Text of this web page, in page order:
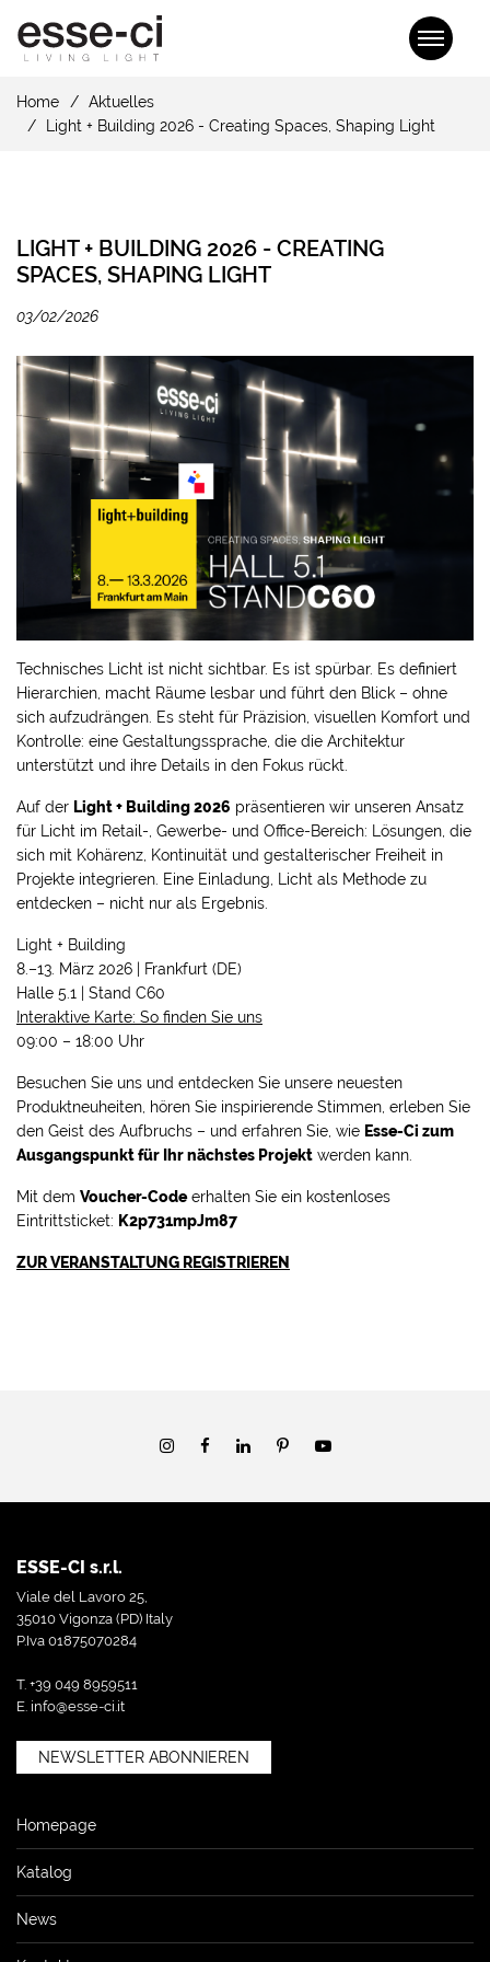
Home
Aktuelles
Light + Building 2026 - Creating Spaces, Shaping Light
LIGHT + BUILDING 2026 - CREATING
SPACES, SHAPING LIGHT
03/02/2026
Technisches Licht ist nicht sichtbar. Es ist spürbar. Es definiert
Hierarchien, macht Räume lesbar und führt den Blick – ohne
sich aufzudrängen. Es steht für Präzision, visuellen Komfort und
Kontrolle: eine Gestaltungssprache, die die Architektur
unterstützt und ihre Details in den Fokus rückt.
Auf der Light + Building 2026 präsentieren wir unseren Ansatz
für Licht im Retail-, Gewerbe- und Office-Bereich: Lösungen, die
sich mit Kohärenz, Kontinuität und gestalterischer Freiheit in
Projekte integrieren. Eine Einladung, Licht als Methode zu
entdecken – nicht nur als Ergebnis.
Light + Building
8.–13. März 2026 | Frankfurt (DE)
Halle 5.1 | Stand C60
Interaktive Karte: So finden Sie uns
09:00 – 18:00 Uhr
Besuchen Sie uns und entdecken Sie unsere neuesten
Produktneuheiten, hören Sie inspirierende Stimmen, erleben Sie
den Geist des Aufbruchs – und erfahren Sie, wie Esse-Ci zum
Ausgangspunkt für Ihr nächstes Projekt werden kann.
Mit dem Voucher-Codeerhalten Sie ein kostenloses
Eintrittsticket: K2p731mpJm87
ZUR VERANSTALTUNG REGISTRIEREN
ESSE-CI s.r.l.
Viale del Lavoro 25,
35010 Vigonza (PD) Italy
P.Iva 01875070284
T. +39 049 8959511
E. info@esse-ci.it
NEWSLETTER ABONNIEREN
Homepage
Katalog
News